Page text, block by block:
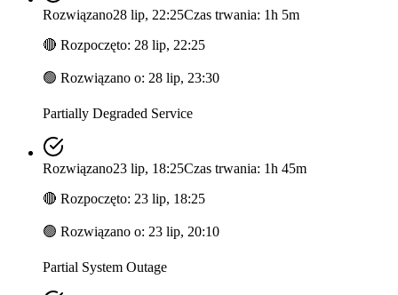
Rozwiązano28 lip, 22:25Czas trwania: 1h 5m
🔴 Rozpoczęto: 28 lip, 22:25
🟢 Rozwiązano o: 28 lip, 23:30
Partially Degraded Service
Rozwiązano23 lip, 18:25Czas trwania: 1h 45m
🔴 Rozpoczęto: 23 lip, 18:25
🟢 Rozwiązano o: 23 lip, 20:10
Partial System Outage